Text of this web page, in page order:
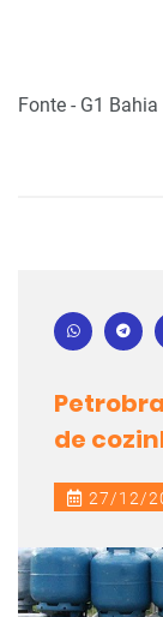
Fonte - G1 Bahia
de
27/12/